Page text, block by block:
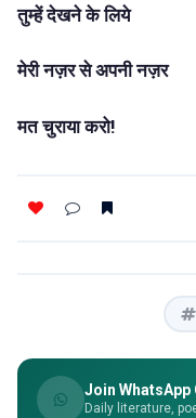
तुम्हें देखने के लिये
मेरी नज़र से अपनी नज़र
मत चुराया करो!
Join
Daily literature,